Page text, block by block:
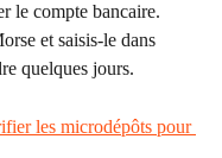
le compte bancaire.
et saisis-le dans
quelques jours.
les microdépôts pour